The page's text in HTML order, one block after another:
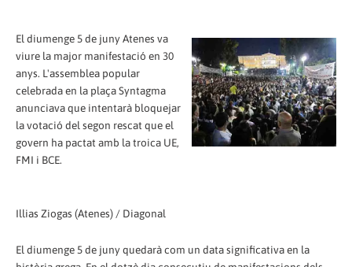
El diumenge 5 de juny Atenes va
viure la major manifestació en 30
anys. L'assemblea popular
celebrada en la plaça Syntagma
anunciava que intentarà bloquejar
la votació del segon rescat que el
govern ha pactat amb la troica UE,
FMI i BCE.
Illias Ziogas (Atenes) / Diagonal
El diumenge 5 de juny quedarà com un data significativa en la